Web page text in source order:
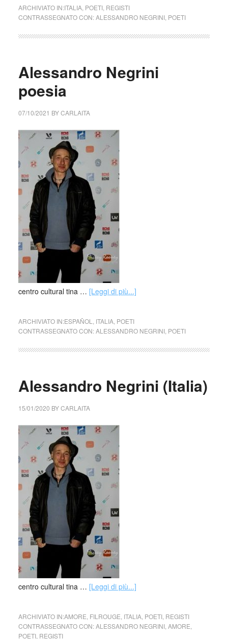
ARCHIVIATO IN:ITALIA, POETI, REGISTI
CONTRASSEGNATO CON:ALESSANDRO NEGRINI, POETI
Alessandro Negrini
poesia
07/10/2021 BYCARLAITA
centro cultural tina … [Leggi di più...]
ARCHIVIATO IN:ESPAÑOL ITALIA, POETI
CONTRASSEGNATO CON:ALESSANDRO NEGRINI, POETI
Alessandro Negrini (Italia)
15/01/2020 BYCARLAITA
centro cultural tina … [Leggi di più...]
ARCHIVIATO IN:AMORE FILROUGE ITALIA, POETI, REGISTI
CONTRASSEGNATO CON:ALESSANDRO NEGRINI, AMORE
POETI, REGISTI